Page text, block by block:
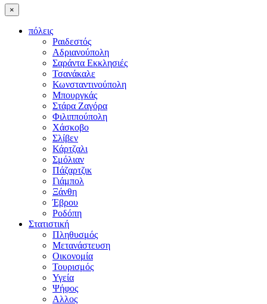
×
πόλεις
Ραιδεστός
Αδριανούπολη
Σαράντα Εκκλησιές
Τσανάκαλε
Κωνσταντινούπολη
Μπουργκάς
Στάρα Ζαγόρα
Φιλιππούπολη
Χάσκοβο
Σλίβεν
Κάρτζαλι
Σμόλιαν
Πάζαρτζικ
Γιάμπολ
Ξάνθη
Έβρου
Ροδόπη
Στατιστική
Πληθυσμός
Μετανάστευση
Οικονομία
Τουρισμός
Υγεία
Ψήφος
Αλλος